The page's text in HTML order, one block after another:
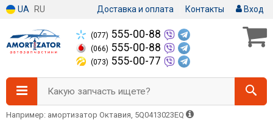
UA RU Доставка и оплата Контакты Вход
(077) 555-00-88
(066) 555-00-88
(073) 555-00-77
Какую запчасть ищете?
Например: амортизатор Октавия, 5Q0413023EQ